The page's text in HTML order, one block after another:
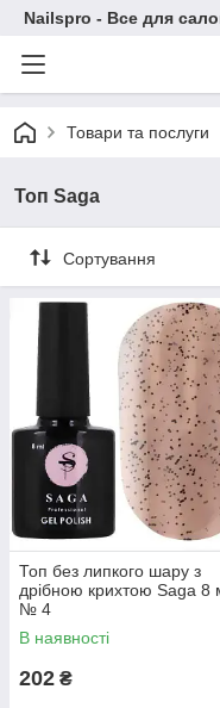
Nailspro - Все для
Товари та послуги
Топ Saga
Сортування
Топ без липкого шару з
дрібною крихтою Saga 8
№ 4
В наявності
202 ₴